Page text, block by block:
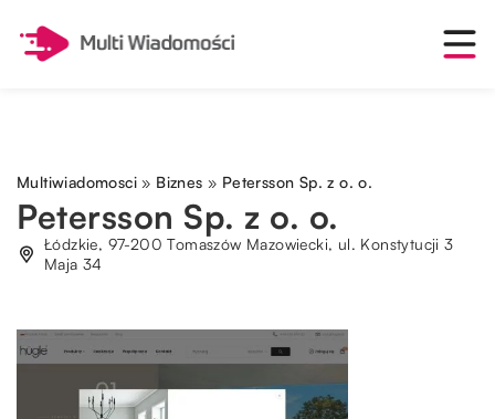
Multiwiadomosci » Biznes » Petersson Sp. z o. o.
Petersson Sp. z o. o.
Łódzkie, 97-200 Tomaszów Mazowiecki, ul. Konstytucji 3
Maja 34